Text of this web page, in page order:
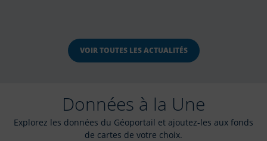
VOIR TOUTES LES ACTUALITÉS
Données à la Une
Explorez les données du Géoportail et ajoutez-les aux fonds
de cartes de votre choix.